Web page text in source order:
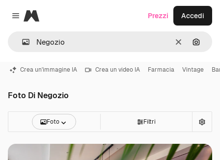
Close menu
Magnific
CancellaCerca
Prezzi Accedi
Crea un'immagine IA Crea un video IA Farmacia Vintage
Foto Di Negozio
Foto Filtri